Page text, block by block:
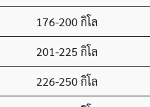
176-200 กิโล
201-225 กิโล
226-250 กิโล